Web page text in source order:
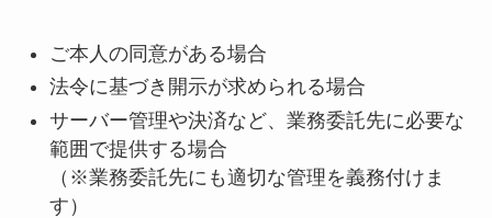
ご本人の同意がある場合
法令に基づき開示が求められる場合
サーバー管理や決済など、業務委託先に必要な
範囲で提供する場合
（※業務委託先にも適切な管理を義務付けま
す）